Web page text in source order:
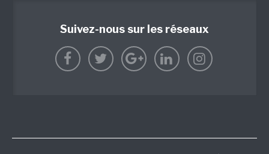
Suivez-nous sur les réseaux